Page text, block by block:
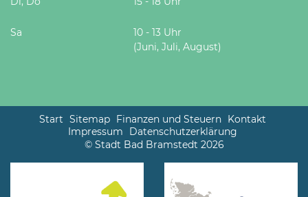
Sa
10 - 13 Uhr
(Juni, Juli, August)
Start Sitemap Finanzen und Steuern Kontakt
Impressum
Datenschutzerklärung
© Stadt Bad Bramstedt 2026